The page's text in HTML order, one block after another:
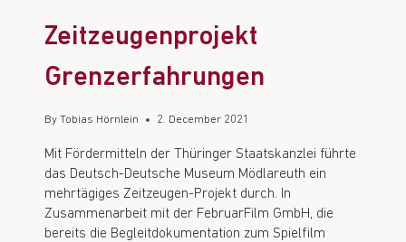
Zeitzeugenprojekt
Grenzerfahrungen
By Tobias Hörnlein 2. December 2021
Mit Fördermitteln der Thüringer Staatskanzlei führte
das Deutsch-Deutsche Museum Mödlareuth ein
mehrtägiges Zeitzeugen-Projekt durch. In
Zusammenarbeit mit der FebruarFilm GmbH, die
bereits die Begleitdokumentation zum Spielfilm